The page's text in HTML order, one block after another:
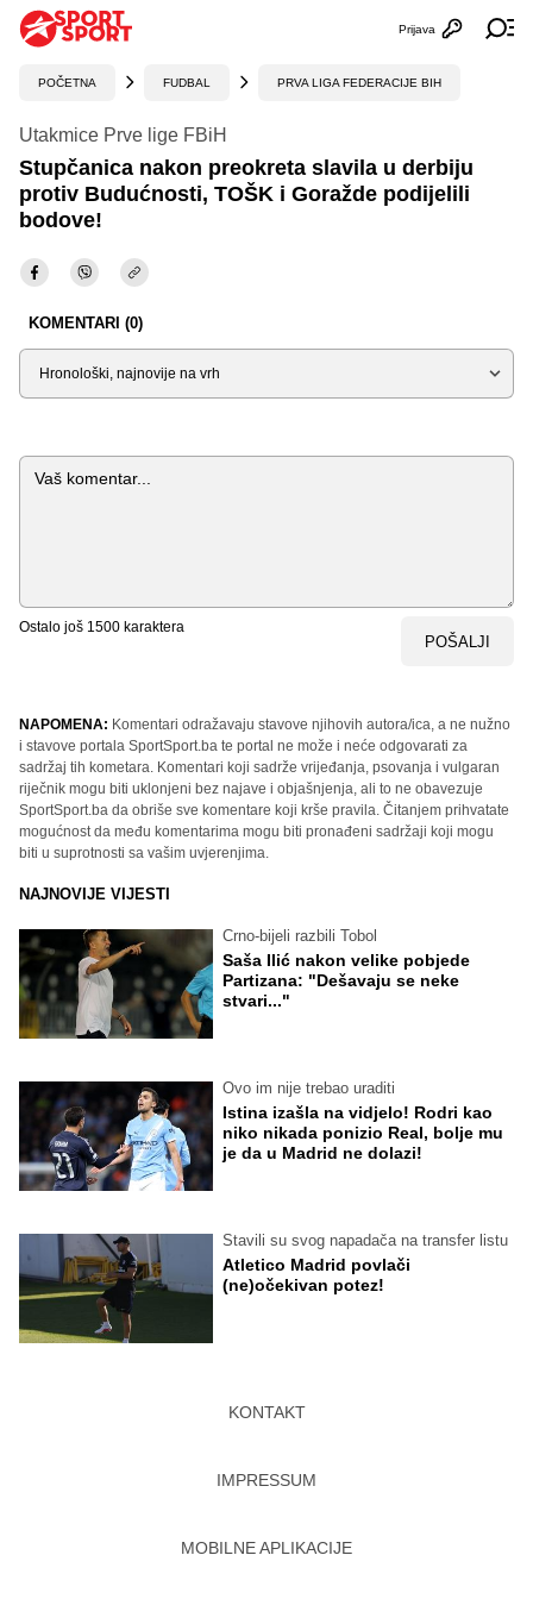
Otvori
Prijava
POČETNA FUDBAL PRVA LIGA FEDERACIJE BIH
Utakmice Prve lige FBiH
Stupčanica nakon preokreta slavila u derbiju
protiv Budućnosti, TOŠK i Goražde podijelili
bodove!
KOMENTARI (0)
Sortiraj
Komentar
Ostalo još 1500 karaktera
POŠALJI
NAPOMENA: Komentari odražavaju stavove njihovih autora/ica, a ne nužno
i stavove portala SportSport.ba te portal ne može i neće odgovarati za
sadržaj tih kometara. Komentari koji sadrže vrijeđanja, psovanja i vulgaran
riječnik mogu biti uklonjeni bez najave i objašnjenja, ali to ne obavezuje
SportSport.ba da obriše sve komentare koji krše pravila. Čitanjem prihvatate
mogućnost da među komentarima mogu biti pronađeni sadržaji koji mogu
biti u suprotnosti sa vašim uvjerenjima.
NAJNOVIJE VIJESTI
Crno-bijeli razbili Tobol
Saša Ilić nakon velike pobjede
Partizana: "Dešavaju se neke
stvari..."
Ovo im nije trebao uraditi
Istina izašla na vidjelo! Rodri kao
niko nikada ponizio Real, bolje mu
je da u Madrid ne dolazi!
Stavili su svog napadača na transfer listu
Atletico Madrid povlači
(ne)očekivan potez!
KONTAKT
IMPRESSUM
MOBILNE APLIKACIJE